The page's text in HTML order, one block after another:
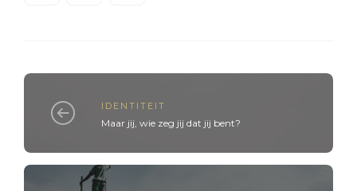
IDENTITEIT
Maar jij, wie zeg jij dat jij bent?